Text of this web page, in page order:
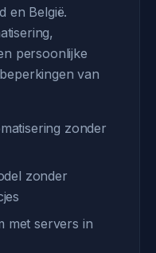
en België.
persoonlijke
van
zonder
zonder
met servers in